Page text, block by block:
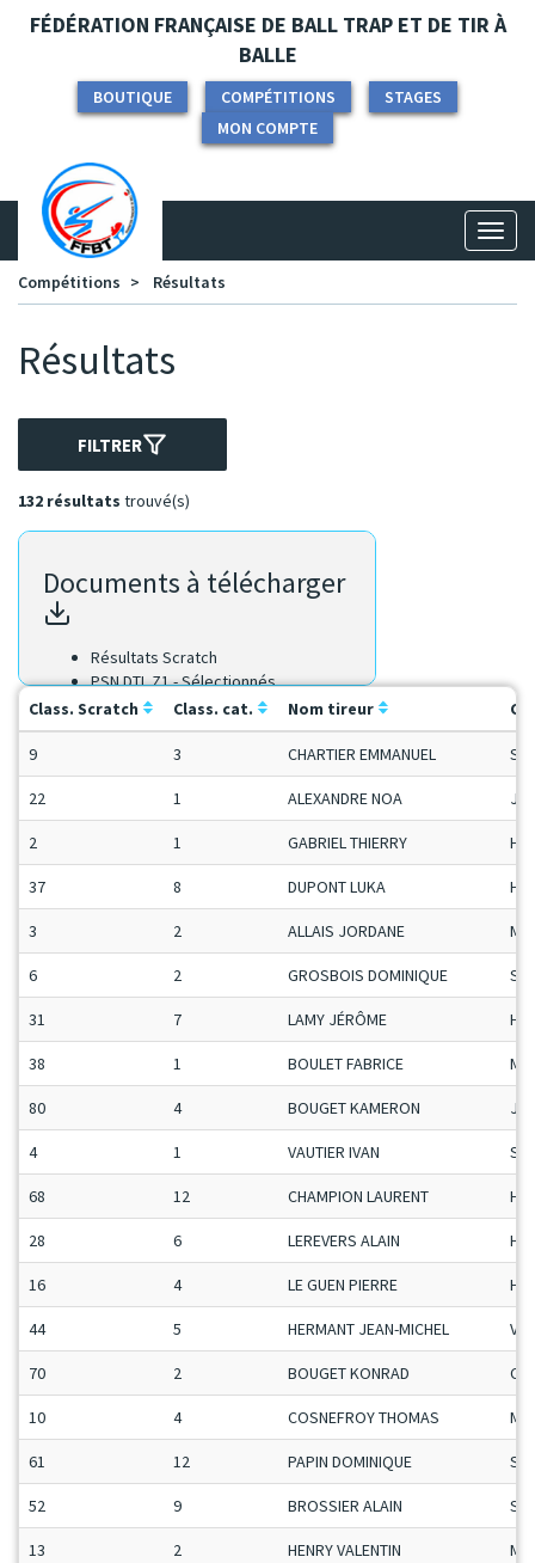
Panneau de gestion des cookies
FÉDÉRATION FRANÇAISE DE BALL TRAP ET DE TIR À
BALLE
BOUTIQUE COMPÉTITIONS
STAGES
MON COMPTE
Compétitions
Résultats
Résultats
FILTRER
132 résultats trouvé(s)
Documents à télécharger
Résultats Scratch
PSN DTL Z1 - Sélectionnés
Class. Scratch
Class. cat. Nom tireur
9 3 CHARTIER EMMANUEL
22 1 ALEXANDRE NOA Ju-
2 1 GABRIEL THIERRY H-C
37 8 DUPONT LUKA H-C
3 2 ALLAIS JORDANE
6 2 GROSBOIS DOMINIQUE
31 7 LAMY JÉRÔME H-C
38 1 BOULET FABRICE
80 4 BOUGET KAMERON Ju-
4 1 VAUTIER IVAN
68 12 CHAMPION LAURENT H-C
28 6 LEREVERS ALAIN H-C
16 4 LE GUEN PIERRE H-C
44 5 HERMANT JEAN-MICHEL Vet
70 2 BOUGET KONRAD
10 4 COSNEFROY THOMAS
61 12 PAPIN DOMINIQUE
52 9 BROSSIER ALAIN
13 2 HENRY VALENTIN